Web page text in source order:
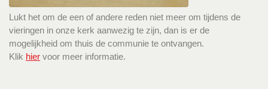
Lukt het om de een of andere reden niet meer om tijdens de
vieringen in onze kerk aanwezig te zijn, dan is er de
mogelijkheid om thuis de communie te ontvangen.
Klik hier voor meer informatie.